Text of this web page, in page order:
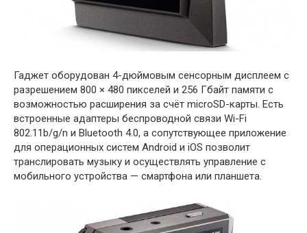
Гаджет оборудован 4-дюймовым сенсорным дисплеем с
разрешением 800 × 480 пикселей и 256 Гбайт памяти с
возможностью расширения за счёт microSD-карты. Есть
встроенные адаптеры беспроводной связи Wi-Fi
802.11b/g/n и Bluetooth 4.0, а сопутствующее приложение
для операционных систем Android и iOS позволит
транслировать музыку и осуществлять управление с
мобильного устройства — смартфона или планшета.